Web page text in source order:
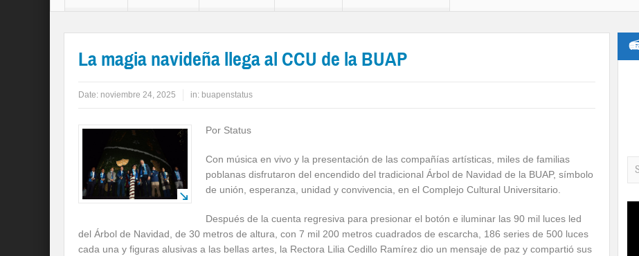
La magia navideña llega al CCU de la BUAP
Date: noviembre 24, 2025 in: buapenstatus
Por Status
Con música en vivo y la presentación de las compañías artísticas, miles de familias
poblanas disfrutaron del encendido del tradicional Árbol de Navidad de la BUAP, símbolo
de unión, esperanza, unidad y convivencia, en el Complejo Cultural Universitario.
Después de la cuenta regresiva para presionar el botón e iluminar las 90 mil luces led
del Árbol de Navidad, de 30 metros de altura, con 7 mil 200 metros cuadrados de escarcha, 186 series de 500 luces
cada una y figuras alusivas a las bellas artes, la Rectora Lilia Cedillo Ramírez dio un mensaje de paz y compartió sus